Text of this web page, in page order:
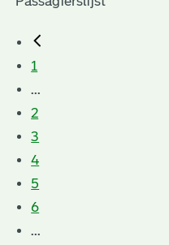
1
...
2
3
4
5
6
...